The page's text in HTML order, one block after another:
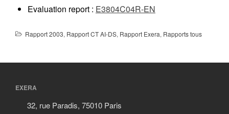
Evaluation report : E3804C04R-EN
Rapport 2003, Rapport CT AI-DS, Rapport Exera, Rapports tous
EXERA
32, rue Paradis, 75010 Paris